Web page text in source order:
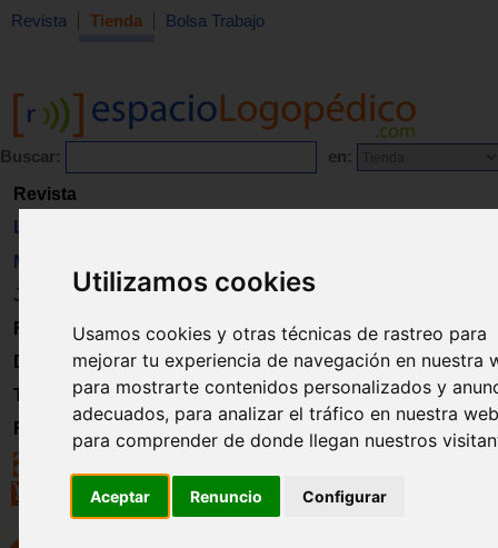
Utilizamos cookies
Usamos cookies y otras técnicas de rastreo para
mejorar tu experiencia de navegación en nuestra
para mostrarte contenidos personalizados y
adecuados, para analizar el tráfico en nuestra
para comprender de donde llegan nuestros
Aceptar Renuncio Configurar
Revista Tienda Bolsa Trabajo
Buscar: en:
Revista
Libros
Material
Juguetes
Formación
Directorio
Trabajo
Registro